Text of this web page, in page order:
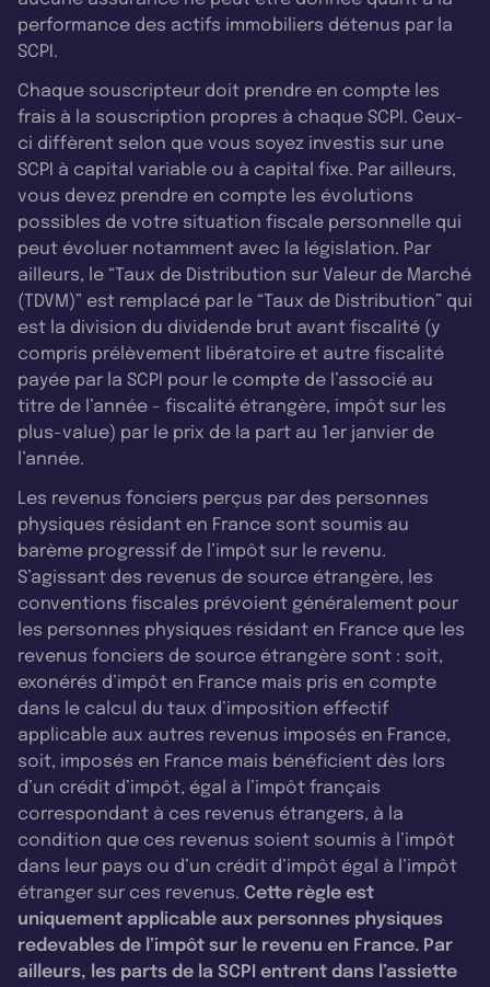
performance des actifs immobiliers détenus par la
SCPI.
Chaque souscripteur doit prendre en compte les
frais à la souscription propres à chaque SCPI. Ceux-
ci diffèrent selon que vous soyez investis sur une
SCPI à capital variable ou à capital fixe. Par ailleurs,
vous devez prendre en compte les évolutions
possibles de votre situation fiscale personnelle qui
peut évoluer notamment avec la législation. Par
ailleurs, le “Taux de Distribution sur Valeur de Marché
(TDVM)” est remplacé par le “Taux de Distribution” qui
est la division du dividende brut avant fiscalité (y
compris prélèvement libératoire et autre fiscalité
payée par la SCPI pour le compte de l’associé au
titre de l’année - fiscalité étrangère, impôt sur les
plus-value) par le prix de la part au 1er janvier de
l’année.
Les revenus fonciers perçus par des personnes
physiques résidant en France sont soumis au
barème progressif de l’impôt sur le revenu.
S’agissant des revenus de source étrangère, les
conventions fiscales prévoient généralement pour
les personnes physiques résidant en France que les
revenus fonciers de source étrangère sont : soit,
exonérés d’impôt en France mais pris en compte
dans le calcul du taux d’imposition effectif
applicable aux autres revenus imposés en France,
soit, imposés en France mais bénéficient dès lors
d’un crédit d’impôt, égal à l’impôt français
correspondant à ces revenus étrangers, à la
condition que ces revenus soient soumis à l’impôt
dans leur pays ou d’un crédit d’impôt égal à l’impôt
étranger sur ces revenus. Cette règle est
uniquement applicable aux personnes physiques
redevables de l’impôt sur le revenu en France. Par
ailleurs, les parts de la SCPI entrent dans l’assiette